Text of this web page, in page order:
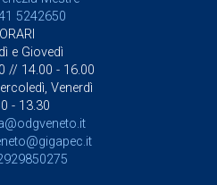
5242650
ORARI
e Giovedì
// 14.00 - 16.00
Venerdì
- 13.30